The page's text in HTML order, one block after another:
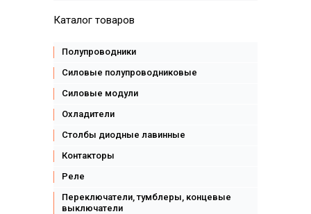
Каталог товаров
Полупроводники
Силовые полупроводниковые
Силовые модули
Охладители
Столбы диодные лавинные
Контакторы
Реле
Переключатели, тумблеры, концевые
выключатели